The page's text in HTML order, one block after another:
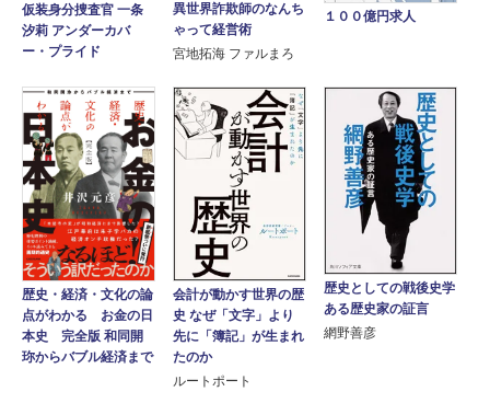
仮装身分捜査官 一条
汐莉 アンダーカバ
ー・プライド
異世界詐欺師のなんち
ゃって経営術
宮地拓海 ファルまろ
１００億円求人
歴史・経済・文化の論
点がわかる お金の日
本史 完全版 和同開
珎からバブル経済まで
会計が動かす世界の歴
史 なぜ「文字」より
先に「簿記」が生まれ
たのか
ルートポート
歴史としての戦後史学
ある歴史家の証言
網野善彦